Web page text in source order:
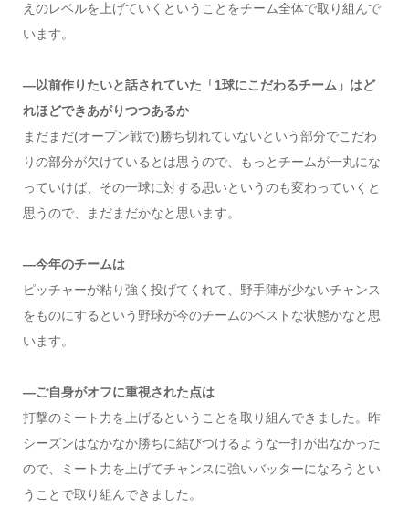
えのレベルを上げていくということをチーム全体で取り組んで
います。
―以前作りたいと話されていた「1球にこだわるチーム」はど
れほどできあがりつつあるか
まだまだ(オープン戦で)勝ち切れていないという部分でこだわ
りの部分が欠けているとは思うので、もっとチームが一丸にな
っていけば、その一球に対する思いというのも変わっていくと
思うので、まだまだかなと思います。
―今年のチームは
ピッチャーが粘り強く投げてくれて、野手陣が少ないチャンス
をものにするという野球が今のチームのベストな状態かなと思
います。
―ご自身がオフに重視された点は
打撃のミート力を上げるということを取り組んできました。昨
シーズンはなかなか勝ちに結びつけるような一打が出なかった
ので、ミート力を上げてチャンスに強いバッターになろうとい
うことで取り組んできました。